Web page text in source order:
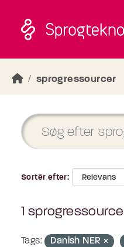
sprogressourcer
Sortér efter
1
Tags: Danish NER